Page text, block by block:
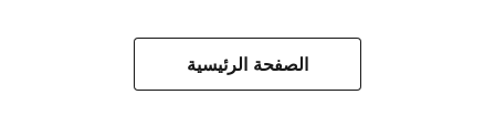
الصفحة الرئيسية